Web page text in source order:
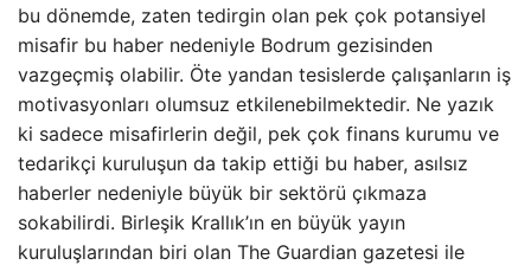
bu dönemde, zaten tedirgin olan pek çok potansiyel
misafir bu haber nedeniyle Bodrum gezisinden
vazgeçmiş olabilir. Öte yandan tesislerde çalışanların iş
motivasyonları olumsuz etkilenebilmektedir. Ne yazık
ki sadece misafirlerin değil, pek çok finans kurumu ve
tedarikçi kuruluşun da takip ettiği bu haber, asılsız
haberler nedeniyle büyük bir sektörü çıkmaza
sokabilirdi. Birleşik Krallık’ın en büyük yayın
kuruluşlarından biri olan The Guardian gazetesi ile